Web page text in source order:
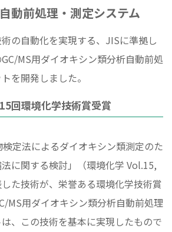
動前処理・測定システム
の自動化を実現する、JISに準拠し
MS用ダイオキシン類分析自動前処
を開発しました。
回環境化学技術賞受賞
検定法によるダイオキシン類測定のた
に関する検討」（環境化学 Vol.15,
た技術が、栄誉ある環境化学技術賞
MS用ダイオキシン類分析自動前処理
、この技術を基本に実現したもので